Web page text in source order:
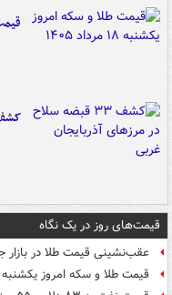
قیمت
کشف ۳۳ قبضه سلاح در
قیمت‌های روز در یک نگاه
عقب‌نشینی قیمت طلا در بازار
قیمت طلا و سکه امروز یکشنبه ۱۸ مرداد ۱۴۰۵